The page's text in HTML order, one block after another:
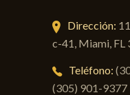
Dirección:
c-41, Miami, FL
Teléfono:
(305) 901-9377